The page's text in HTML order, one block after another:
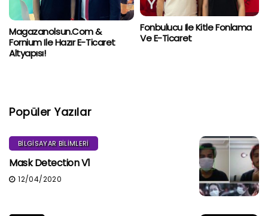
Magazanolsun.com &
Fornium Ile Hazır E-Ticaret
Altyapısı!
Fonbulucu Ile Kitle Fonlama
Ve E-Ticaret
Popüler Yazılar
BILGISAYAR BILIMLERI
Mask Detection V1
12/04/2020